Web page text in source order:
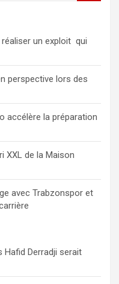
réaliser un exploit qui
perspective lors des
accélère la préparation
XXL de la Maison
avec Trabzonspor et
Hafid Derradji serait